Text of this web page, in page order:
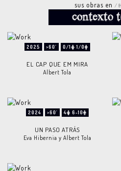
sus obras en /
2025 >60' 0/1 1/0
EL CAP QUE EM MIRA
Albert Tola
2024 >60' 4 6-10
UN PASO ATRÁS
Eva Hibernia y Albert Tola